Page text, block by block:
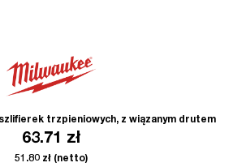
trzpieniowych, z wiązanym drutem
63.71 zł
51.80 zł (netto)